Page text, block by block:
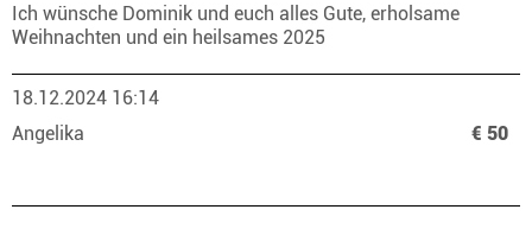
Ich wünsche Dominik und euch alles Gute, erholsame
Weihnachten und ein heilsames 2025
18.12.2024 16:14
Angelika
€ 50